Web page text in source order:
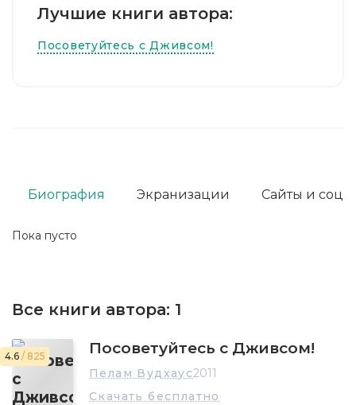
Лучшие книги автора:
Посоветуйтесь с Дживсом!
Пока пусто
Биография Экранизации Сайты и соц.
Все книги автора: 1
4.6 / 825 Посоветуйтесь с Дживсом!
Пелам Вудхаус2011
Скачать бесплатно